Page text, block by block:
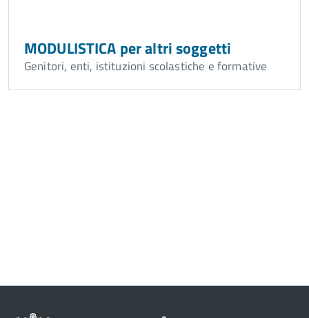
MODULISTICA per altri soggetti
Genitori, enti, istituzioni scolastiche e formative